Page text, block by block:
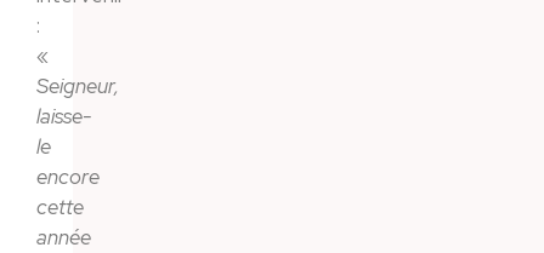
:
«
Seigneur,
laisse-
le
encore
cette
année